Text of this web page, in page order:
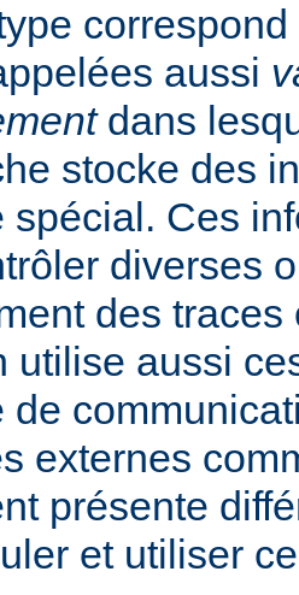
aussi
dans
stocke des
spécial. Ces
diverses
des traces
utilise aussi
de
externes
présente
et utiliser